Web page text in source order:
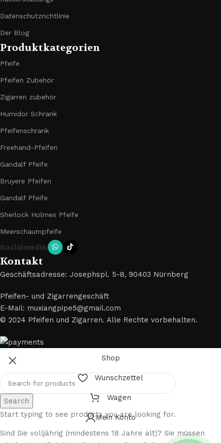
Datenschutzrichtlinie
Der Blog
Produktkategorien
Pfeife
Pfeifen Zubehör
Zigarren zubehör
Humidor Schrank
Pfeifenschrank
Freehand-Pfeifen
Gandalf Pfeife
Bruyere Pfeifen
Gandalf Pfeife
Sherlock Holmes Pfeife
Meerschaumpfeife
Socialmedia:
Kontakt
Geschäftsadresse: Josephspl. 5-8, 90403 Nürnberg
Pfeifen- und Zigarrengeschäft
E-Mail: muxiangpipe5@gmail.com
© 2024 Pfeifen und Zigarren. Alle Rechte vorbehalten.
Search
Start typing to see products you are looking for.
Shop
Wunschzettel
Wagen
Mein Konto
Sind Sie volljährig (mindestens 18 Jahre alt)? Sie müssen